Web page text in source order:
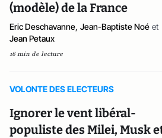
(modèle) de la France
Eric Deschavanne, Jean-Baptiste Noé et
Jean Petaux
16 min de lecture
VOLONTE DES ELECTEURS
Ignorer le vent libéral-
populiste des Milei, Musk